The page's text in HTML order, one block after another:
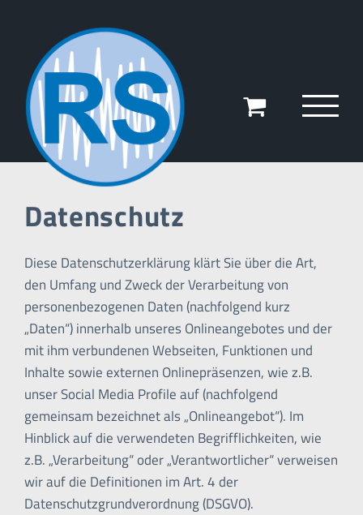
springen
Datenschutz
Diese Datenschutzerklärung klärt Sie über die Art,
den Umfang und Zweck der Verarbeitung von
personenbezogenen Daten (nachfolgend kurz
„Daten“) innerhalb unseres Onlineangebotes und der
mit ihm verbundenen Webseiten, Funktionen und
Inhalte sowie externen Onlinepräsenzen, wie z.B.
unser Social Media Profile auf (nachfolgend
gemeinsam bezeichnet als „Onlineangebot“). Im
Hinblick auf die verwendeten Begrifflichkeiten, wie
z.B. „Verarbeitung“ oder „Verantwortlicher“ verweisen
wir auf die Definitionen im Art. 4 der
Datenschutzgrundverordnung (DSGVO).